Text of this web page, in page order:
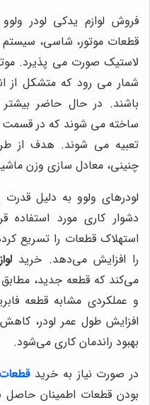
فروش لوازم یدکی لودر
قطعات موتور، شاسی، سیستم
لاستیک صورت می پذیرد.
شمار می رود که متشکل از
باشند. در حال حاضر
ساخته می شوند که در قسمت
تعبیه می شوند. هدف از
چنینی، معادل سازی وزن
لودرهای ولوو به دلیل
دشوار کاری مورد
استهلاک قطعات را تسریع
را افزایش می‌دهد. خرید
می‌کند که قطعه جدید، مطابق
و عملکردی مشابه قطعه
افزایش طول عمر لودر،
بهبود راندمان کاری می‌شود.
در صورت نیاز به خریدقطعات
بودن قطعات اطمینان حاصل